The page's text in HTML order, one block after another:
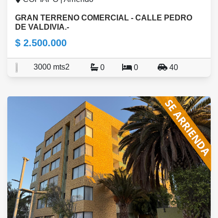
GRAN TERRENO COMERCIAL - CALLE PEDRO
DE VALDIVIA.-
$ 2.500.000
3000 mts2 0 0 40